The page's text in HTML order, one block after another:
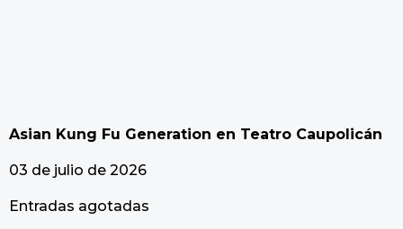
Asian Kung Fu Generation en Teatro Caupolicán
03 de julio de 2026
Entradas agotadas